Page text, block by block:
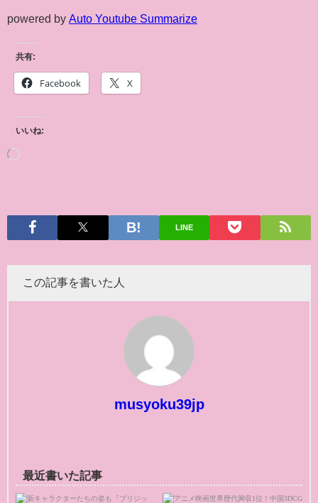
powered by Auto Youtube Summarize
共有:
Facebook X
いいね:
LINE
この記事を書いた人
musyoku39jp
最近書いた記事